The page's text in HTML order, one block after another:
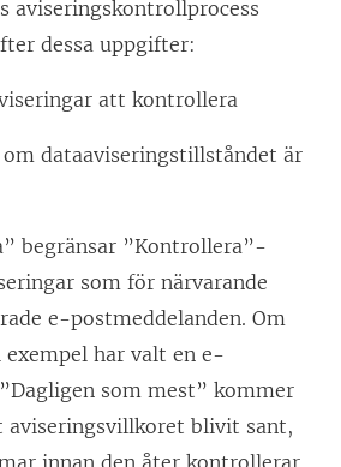
aviseringskontrollprocess
dessa uppgifter:
att kontrollera
dataaviseringstillståndet är
begränsar ”Kontrollera”-
som för närvarande
e-postmeddelanden. Om
har valt en e-
som mest” kommer
aviseringsvillkoret blivit sant,